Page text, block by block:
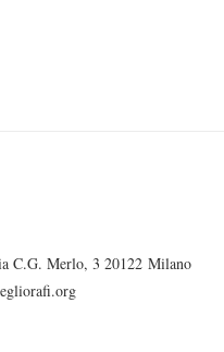
C.G. Merlo, 3 20122 Milano